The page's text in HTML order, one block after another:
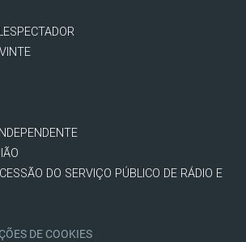
DO SERVIÇO PÚBLICO DE RÁDIO E
DE COOKIES